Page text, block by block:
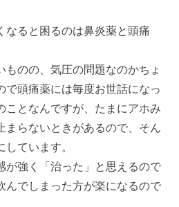
なると困るのは鼻炎薬と頭痛
ものの、気圧の問題なのかちょ
で頭痛薬には毎度お世話になっ
ことなんですが、たまにアホみ
まらないときがあるので、そん
ています。
が強く「治った」と思えるので
んでしまった方が楽になるので